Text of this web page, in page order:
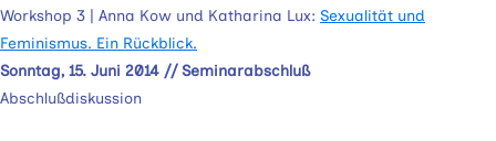
Workshop 3 | Anna Kow und Katharina Lux: Sexualität und
Feminismus. Ein Rückblick.
Sonntag, 15. Juni 2014 // Seminarabschluß
Abschlußdiskussion